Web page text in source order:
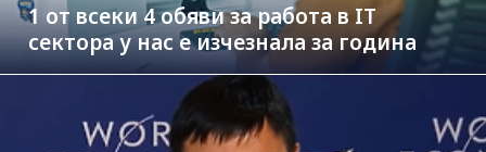
1 от всеки 4 обяви за работа в IT
сектора у нас е изчезнала за година